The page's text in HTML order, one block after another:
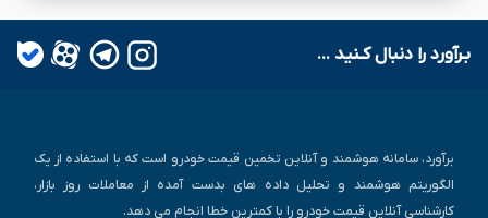
بـرآورد را دنبال کـنید ...
برآورد، سامانه هوشمند و آنلاین تخمین قیمت خودرو است که با استفاده از یک
الگوریتم هوشمند و تحلیل داده های بدست آمده از معاملات روز بازار،
کارشناسی آنلاین قیمت خودرو را با کمترین خطا انجام می دهد.